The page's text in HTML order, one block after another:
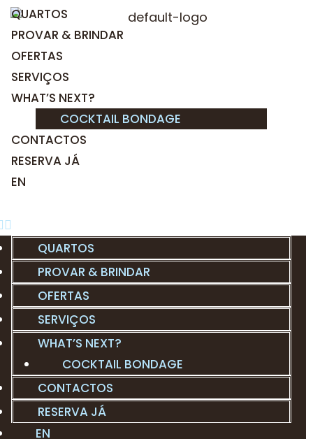
QUARTOS
PROVAR & BRINDAR
OFERTAS
SERVIÇOS
WHAT’S NEXT?
COCKTAIL BONDAGE
CONTACTOS
RESERVA JÁ
EN
QUARTOS
PROVAR & BRINDAR
OFERTAS
SERVIÇOS
WHAT’S NEXT?
COCKTAIL BONDAGE
CONTACTOS
RESERVA JÁ
EN